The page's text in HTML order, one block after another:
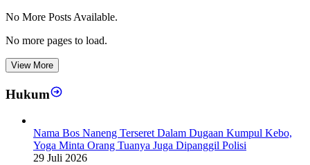
No More Posts Available.
No more pages to load.
View More
Hukum
Nama Bos Naneng Terseret Dalam Dugaan Kumpul Kebo,
Yoga Minta Orang Tuanya Juga Dipanggil Polisi
29 Juli 2026